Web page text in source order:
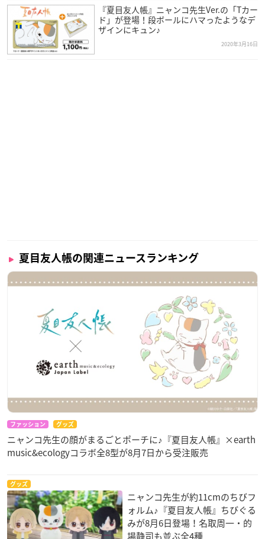
『夏目友人帳』ニャンコ先生Ver.の「Tカー
ド」が登場！段ボールにハマったようなデ
ザインにキュン♪
2020年3月16日
夏目友人帳の関連ニュースランキング
ファッション グッズ
ニャンコ先生の顔がまるごとポーチに♪『夏目友人帳』×earth
music&ecologyコラボ全8型が8月7日から受注販売
グッズ
ニャンコ先生が約11cmのちびフ
ォルム♪『夏目友人帳』ちびぐる
みが8月6日登場！名取周一・的
場静司も並ぶ全4種